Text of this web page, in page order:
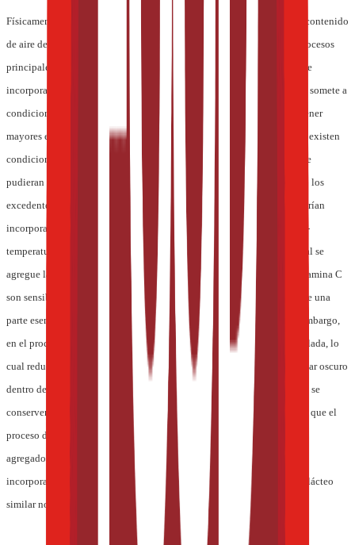
Físicamente, el helado es una espuma parcialmente congelada con un contenido
de aire de hasta 40-50% en volumen, confeccionado a través de tres procesos
principales: pasteurización, homogenización y congelación. Cuando se
incorpora una premezcla de nutrientes o nutracéuticos, solamente se la somete a
condiciones de procesamiento muy leves. La congelación no mostró tener
mayores efectos en la estabilidad de las vitaminas o los minerales y no existen
condiciones de calentamiento o derretimiento previo a su consumo que
pudieran desestabilizar a los nutrientes. Algunos nutrientes, tales como los
excedentes de tiamina termolábil, el ácido fólico y la vitamina C, deberían
incorporarse durante el proceso de calentamiento que combina tiempo-
temperatura y elaborarse dependiendo de la etapa del proceso en la cual se
agregue la premezcla de nutrientes. Las vitaminas liposolubles y la vitamina C
son sensibles a la exposición al oxígeno (oxidación), lo cual constituye una
parte esencial en el proceso de elaboración del helado (overrun). Sin embargo,
en el proceso de aireación, la mezcla del helado es parcialmente congelada, lo
cual reduce la pérdida de nutrientes. La conservación en frío, en un lugar oscuro
dentro de una matriz protectora de congelación hace que los nutrientes se
conserven en la aplicación congelada del helado. No se ha demostrado que el
proceso de congelación afecte a la biodisponibilidad de los nutrientes
agregados y es probable que la biodisponibilidad de los nutrientes
incorporados al helado sea similar a iguales nutrientes en un producto lácteo
similar no congelado.